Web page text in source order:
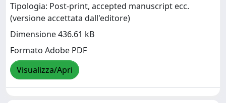
Tipologia: Post-print, accepted manuscript ecc.
(versione accettata dall'editore)
Dimensione 436.61 kB
Formato Adobe PDF
Visualizza/Apri